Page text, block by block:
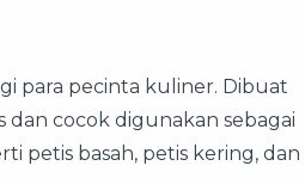
para pecinta kuliner. Dibuat
dan cocok digunakan sebagai
petis basah, petis kering, dan